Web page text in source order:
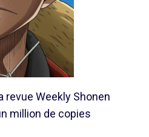
revue Weekly Shonen
million de copies